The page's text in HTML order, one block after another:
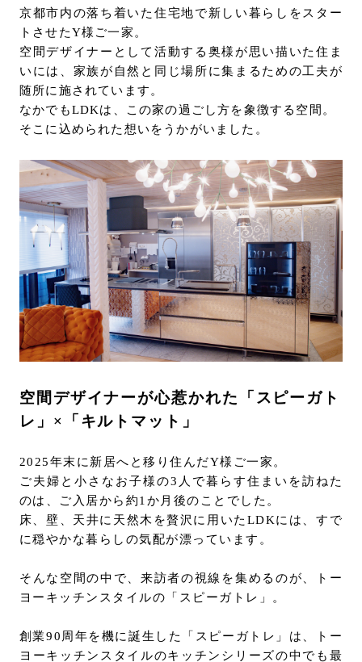
カタログを見る
よくあるご質問
サポート
LANGUAGE : EN
JP
CN
京都市内の落ち着いた住宅地で新しい暮らしをスター
トさせたY様ご一家。
空間デザイナーとして活動する奥様が思い描いた住ま
いには、家族が自然と同じ場所に集まるための工夫が
随所に施されています。
なかでもLDKは、この家の過ごし方を象徴する空間。
そこに込められた想いをうかがいました。
空間デザイナーが心惹かれた「スピーガト
レ」×「キルトマット」
2025年末に新居へと移り住んだY様ご一家。
ご夫婦と小さなお子様の3人で暮らす住まいを訪ねた
のは、ご入居から約1か月後のことでした。
床、壁、天井に天然木を贅沢に用いたLDKには、すで
に穏やかな暮らしの気配が漂っています。
そんな空間の中で、来訪者の視線を集めるのが、トー
ヨーキッチンスタイルの「スピーガトレ」。
創業90周年を機に誕生した「スピーガトレ」は、トー
ヨーキッチンスタイルのキッチンシリーズの中でも最